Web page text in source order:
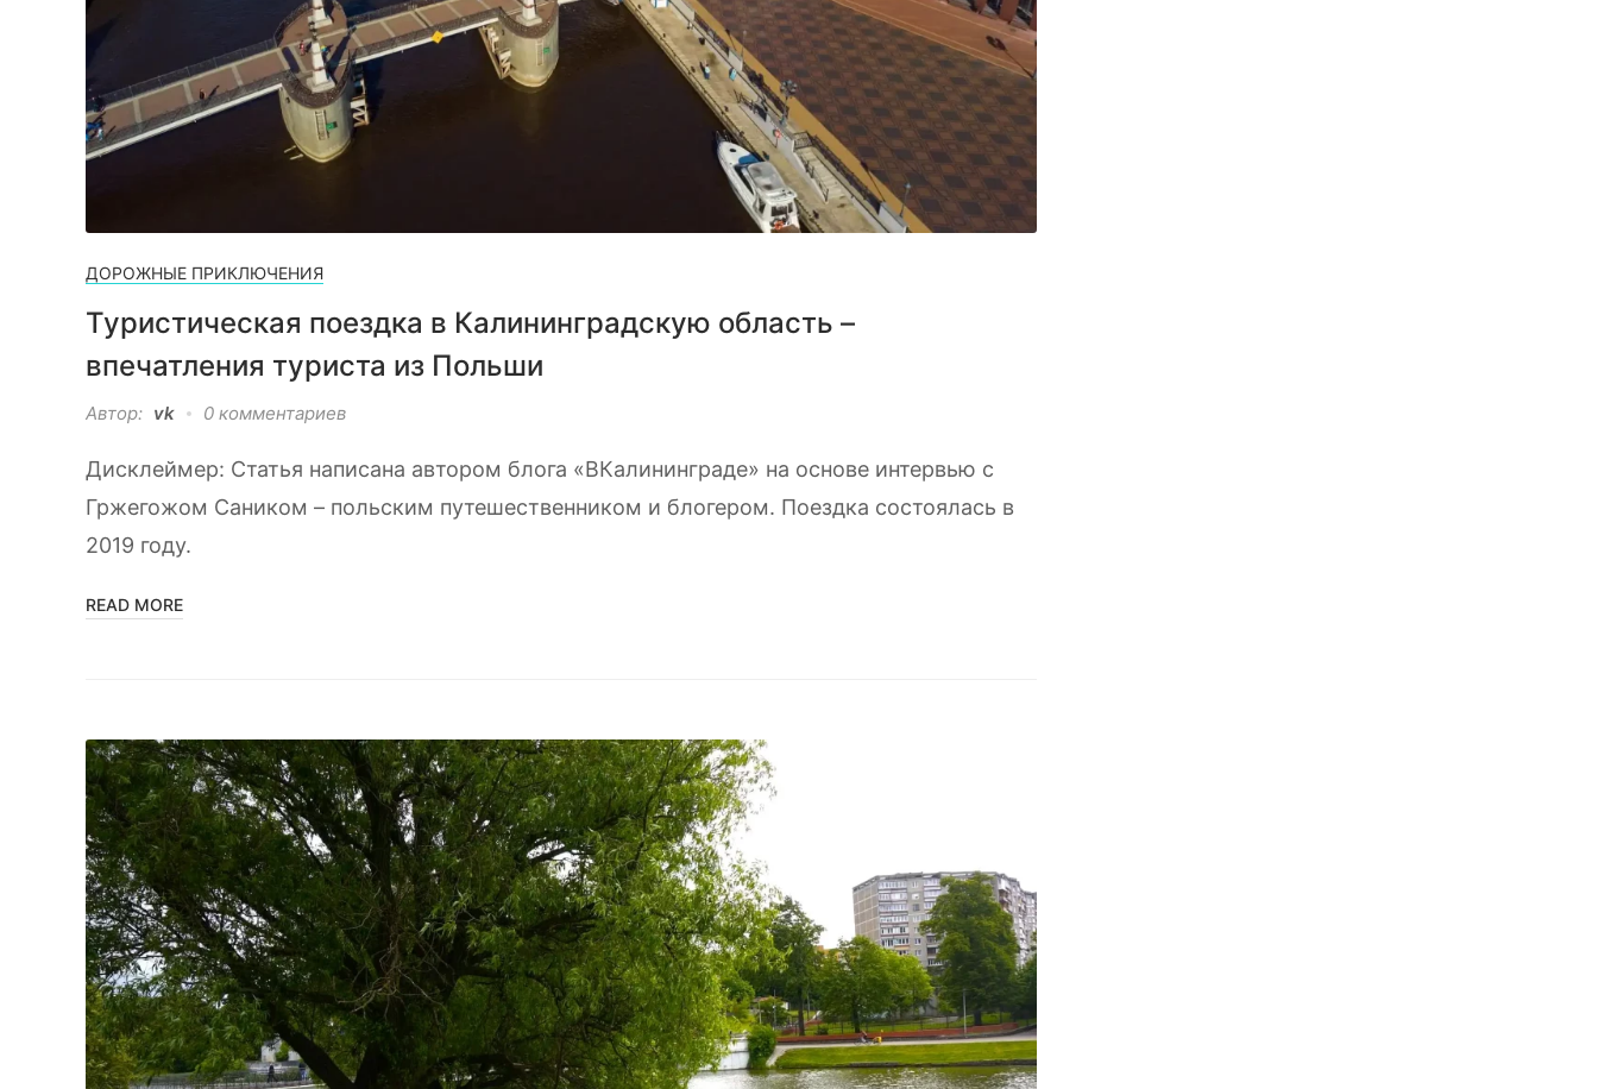
ДОРОЖНЫЕ ПРИКЛЮЧЕНИЯ
Туристическая поездка в Калининградскую область –
впечатления туриста из Польши
Автор: vk 0 комментариев
Дисклеймер: Статья написана автором блога «ВКалининграде» на основе интервью с
Гржегожом Саником – польским путешественником и блогером. Поездка состоялась в
2019 году.
READ MORE